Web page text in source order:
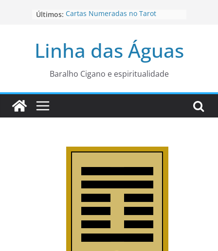
Últimos: Cartas Numeradas no Tarot
para está fase
Os Naipes no Tarot
Cartas da Corte no Tarot
Linha das Águas
Baralho Cigano e espiritualidade